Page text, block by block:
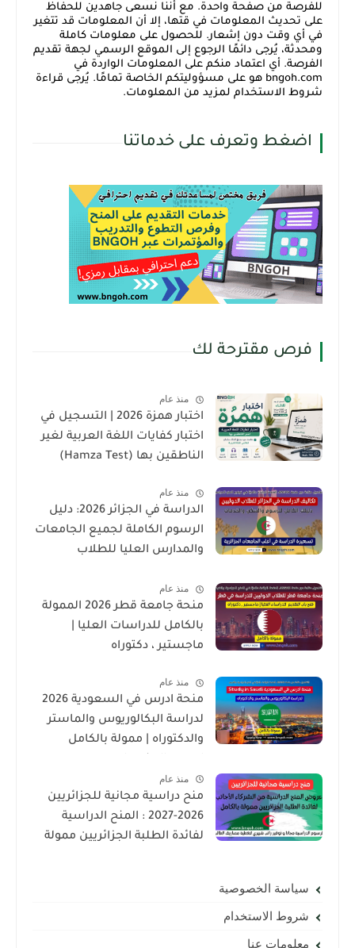
للفرصة من صفحة واحدة. مع أننا نسعى جاهدين للحفاظ
على تحديث المعلومات في قتها، إلا أن المعلومات قد تتغير
في أي وقت دون إشعار. للحصول على معلومات كاملة
ومحدثة، يُرجى دائمًا الرجوع إلى الموقع الرسمي لجهة تقديم
الفرصة. أي اعتماد منكم على المعلومات الواردة في
bngoh.com هو على مسؤوليتكم الخاصة تمامًا. يُرجى قراءة
شروط الاستخدام لمزيد من المعلومات.
اضغط وتعرف على خدماتنا
فرص مقترحة لك
منذ عام
اختبار همزة 2026 | التسجيل في
اختبار كفايات اللغة العربية لغير
الناطقين بها (Hamza Test)
منذ عام
الدراسة في الجزائر 2026: دليل
الرسوم الكاملة لجميع الجامعات
والمدارس العليا للطلاب
منذ عام
منحة جامعة قطر 2026 الممولة
بالكامل للدراسات العليا |
ماجستير ، دكتوراه
منذ عام
منحة ادرس في السعودية 2026
لدراسة البكالوريوس والماستر
والدكتوراه | ممولة بالكامل
منذ عام
منح دراسية مجانية للجزائريين
2026-2027 : المنح الدراسية
لفائدة الطلبة الجزائريين ممولة
سياسة الخصوصية
شروط الاستخدام
معلومات عنا